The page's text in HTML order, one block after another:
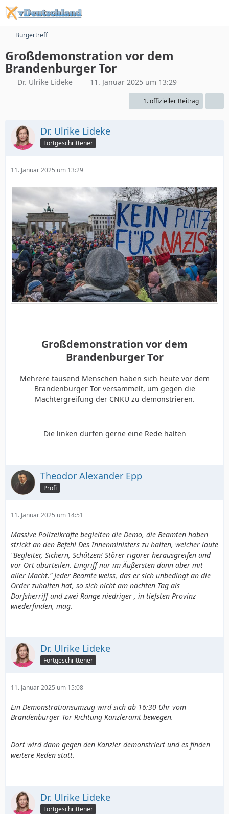
Bürgertreff
Großdemonstration vor dem
Brandenburger Tor
Dr. Ulrike Lideke 11. Januar 2025 um 13:29
1. offizieller Beitrag
Dr. Ulrike Lideke
Fortgeschrittener
11. Januar 2025 um 13:29
Großdemonstration vor dem
Brandenburger Tor
Mehrere tausend Menschen haben sich heute vor dem
Brandenburger Tor versammelt, um gegen die
Machtergreifung der CNKU zu demonstrieren.
Die linken dürfen gerne eine Rede halten
Theodor Alexander Epp
Profi
11. Januar 2025 um 14:51
Massive Polizeikräfte begleiten die Demo, die Beamten haben
strickt an den Befehl Des Innenministers zu halten, welcher laute
"Begleiter, Sichern, Schützen! Störer rigorer herausgreifen und
vor Ort aburteilen. Eingriff nur im Äußersten dann aber mit
aller Macht." Jeder Beamte weiss, das er sich unbedingt an die
Order zuhalten hat, so sich nicht am nächten Tag als
Dorfsherriff und zwei Ränge niedriger , in tiefsten Provinz
wiederfinden, mag.
Dr. Ulrike Lideke
Fortgeschrittener
11. Januar 2025 um 15:08
Ein Demonstrationsumzug wird sich ab 16:30 Uhr vom
Brandenburger Tor Richtung Kanzleramt bewegen.
Dort wird dann gegen den Kanzler demonstriert und es finden
weitere Reden statt.
Dr. Ulrike Lideke
Fortgeschrittener